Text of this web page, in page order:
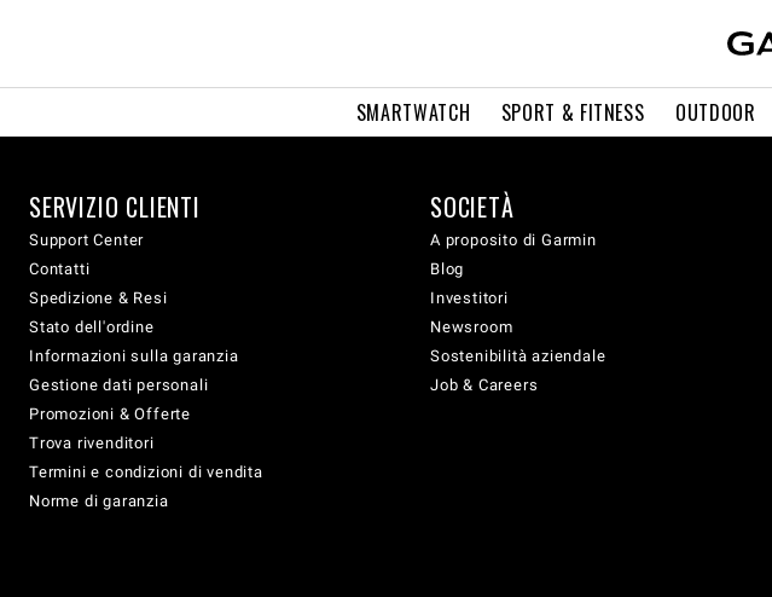
SMARTWATCH SPORT & FITNESS OUTDOOR
SERVIZIO CLIENTI
Support Center
Contatti
Spedizione & Resi
Stato dell'ordine
Informazioni sulla garanzia
Gestione dati personali
Promozioni & Offerte
Trova rivenditori
Termini e condizioni di vendita
Norme di garanzia
SOCIETÀ
A proposito di Garmin
Blog
Investitori
Newsroom
Sostenibilità aziendale
Job & Careers